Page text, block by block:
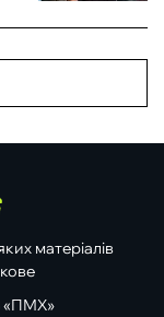
матеріалів
«ПМХ»